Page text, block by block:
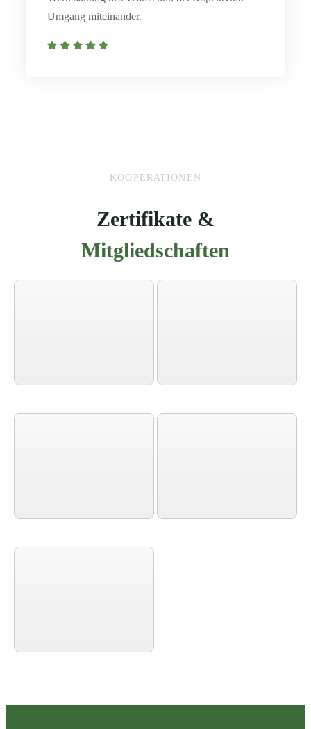
Umgang miteinander.
KOOPERATIONEN
Zertifikate &
Mitgliedschaften